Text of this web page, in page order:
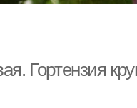
Гортензия